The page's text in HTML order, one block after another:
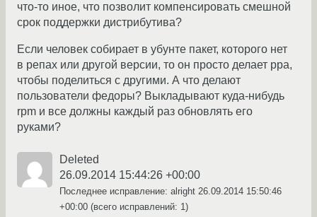
что-то иное, что позволит компенсировать смешной
срок поддержки дистрибутива?
Если человек собирает в убунте пакет, которого нет
в репах или другой версии, то он просто делает ppa,
чтобы поделиться с другими. А что делают
пользователи федоры? Выкладывают куда-нибудь
rpm и все должны каждый раз обновлять его
руками?
Deleted
26.09.2014 15:44:26 +00:00
Последнее исправление: alright 26.09.2014 15:50:46
+00:00 (всего исправлений: 1)